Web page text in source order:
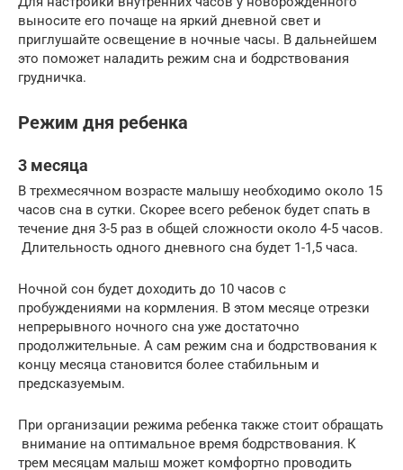
выносите его почаще на яркий дневной свет и
приглушайте освещение в ночные часы. В дальнейшем
это поможет наладить режим сна и бодрствования
грудничка.
Режим дня ребенка
3 месяца
В трехмесячном возрасте малышу необходимо около 15
часов сна в сутки. Скорее всего ребенок будет спать в
течение дня 3-5 раз в общей сложности около 4-5 часов.
Длительность одного дневного сна будет 1-1,5 часа.
Ночной сон будет доходить до 10 часов с
пробуждениями на кормления. В этом месяце отрезки
непрерывного ночного сна уже достаточно
продолжительные. А сам режим сна и бодрствования к
концу месяца становится более стабильным и
предсказуемым.
При организации режима ребенка также стоит обращать
внимание на оптимальное время бодрствования. К
трем месяцам малыш может комфортно проводить